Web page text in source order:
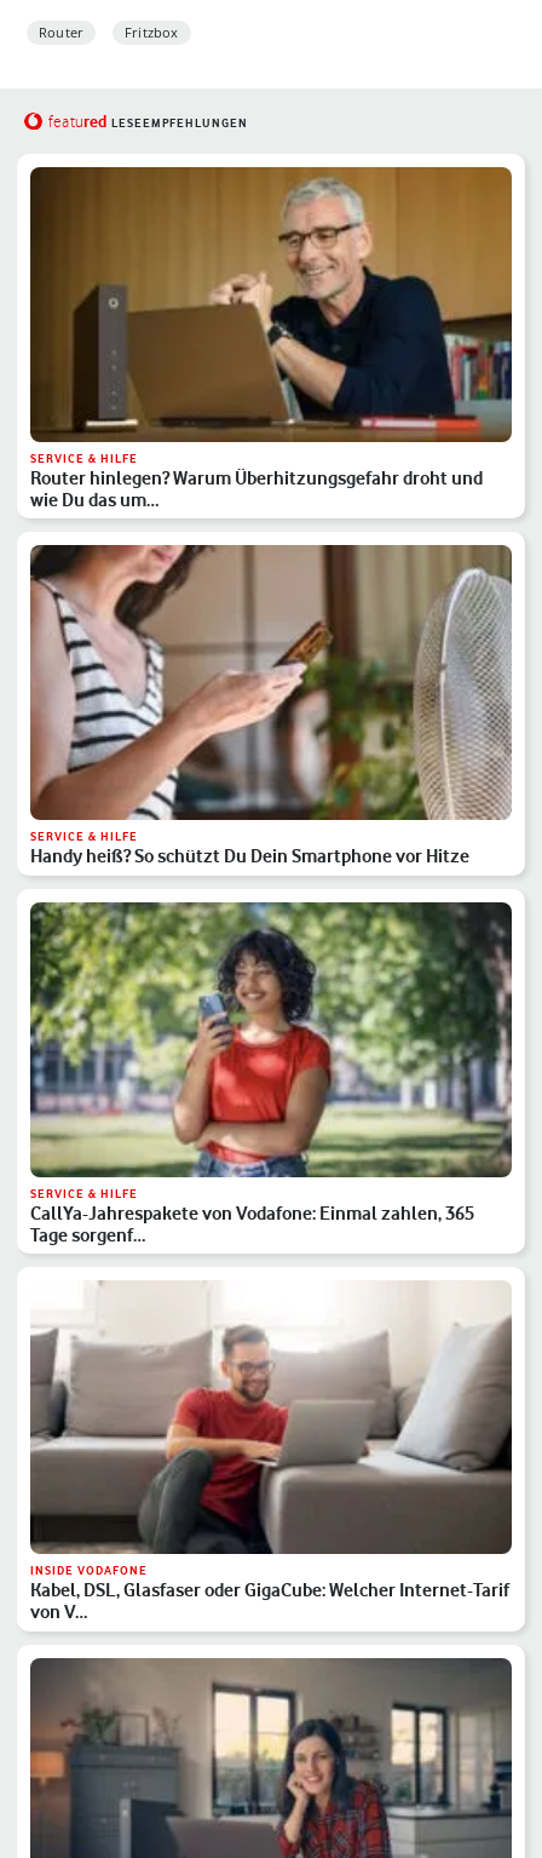
Router Fritzbox
featured LESEEMPFEHLUNGEN
SERVICE & HILFE
Router hinlegen? Warum Überhitzungsgefahr droht und
wie Du das um…
SERVICE & HILFE
Handy heiß? So schützt Du Dein Smartphone vor Hitze
SERVICE & HILFE
CallYa-Jahrespakete von Vodafone: Einmal zahlen, 365
Tage sorgenf…
INSIDE VODAFONE
Kabel, DSL, Glasfaser oder GigaCube: Welcher Internet-Tarif
von V…